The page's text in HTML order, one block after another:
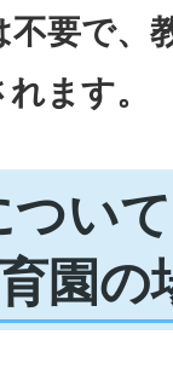
不要で、
ます。
い
園の